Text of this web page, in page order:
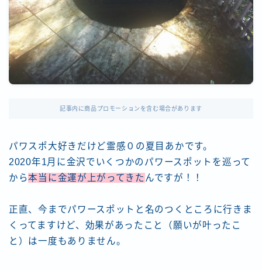
有料記事の決済完了ページ
特定商取引法に基づく表記
運営者情報
記事内に商品プロモーションを含む場合があります
パワスポ大好きだけど霊感０の夏目あかです。
2020年1月に金沢でいくつかのパワースポットを巡って
から本当に金運が上がってきた んですが！！
正直、今までパワースポットと名のつくところに行きま
くってますけど、効果があったこと（願いが叶ったこ
と）は一度もありません。